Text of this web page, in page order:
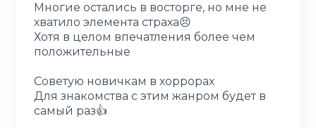
Многие остались в восторге, но мне не
хватило элемента страха😣
Хотя в целом впечатления более чем
положительные
Советую новичкам в хоррорах
Для знакомства с этим жанром будет в
самый раз👍